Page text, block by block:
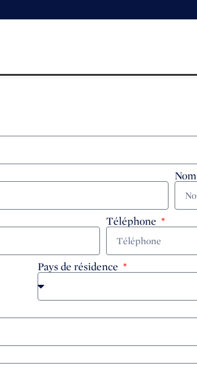
Nom
Téléphone
Pays de résidence